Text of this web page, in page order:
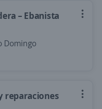
– Ebanista
Domingo
reparaciones